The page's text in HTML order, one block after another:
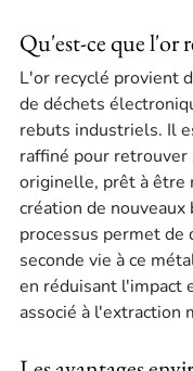
Qu'est-ce que l'or
L'or recyclé provient
de déchets
rebuts industriels. Il
raffiné pour retrouver
originelle, prêt à être
création de nouveaux
processus permet de
seconde vie à ce
en réduisant l'impact
associé à l'extraction